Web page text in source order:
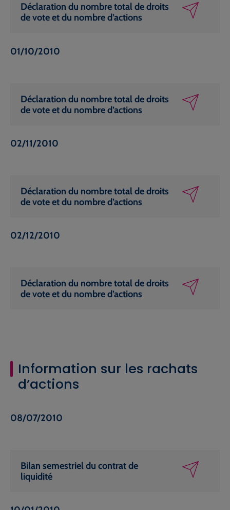
Déclaration du nombre total de droits
de vote et du nombre d’actions
01/10/2010
Déclaration du nombre total de droits
de vote et du nombre d’actions
02/11/2010
Déclaration du nombre total de droits
de vote et du nombre d’actions
02/12/2010
Déclaration du nombre total de droits
de vote et du nombre d’actions
Information sur les rachats
d’actions
08/07/2010
Bilan semestriel du contrat de
liquidité